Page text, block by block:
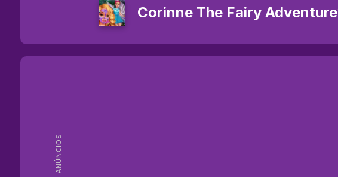
ANÚNCIOS
Corinne The Fairy Adventure